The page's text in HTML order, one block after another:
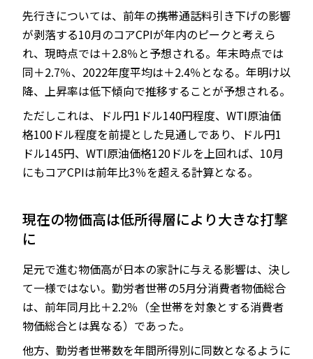
先行きについては、前年の携帯通話料引き下げの影響
が剥落する10月のコアCPIが年内のピークと考えら
れ、現時点では＋2.8％と予想される。年末時点では
同＋2.7％、2022年度平均は＋2.4％となる。年明け以
降、上昇率は低下傾向で推移することが予想される。
ただしこれは、ドル円1ドル140円程度、WTI原油価
格100ドル程度を前提とした見通しであり、ドル円1
ドル145円、WTI原油価格120ドルを上回れば、10月
にもコアCPIは前年比3％を超える計算となる。
現在の物価高は低所得層により大きな打撃
に
足元で進む物価高が日本の家計に与える影響は、決し
て一様ではない。勤労者世帯の5月分消費者物価総合
は、前年同月比＋2.2％（全世帯を対象とする消費者
物価総合とは異なる）であった。
他方、勤労者世帯数を年間所得別に同数となるように